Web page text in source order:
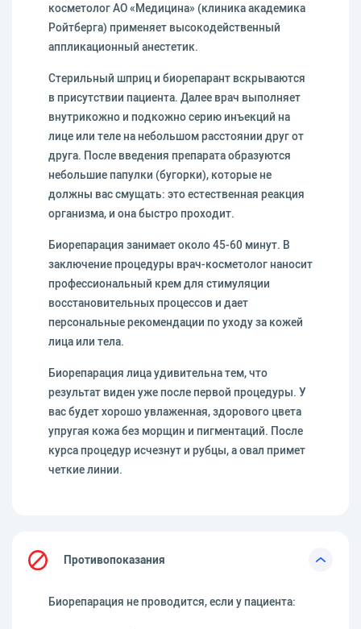
косметолог АО «Медицина» (клиника академика
Ройтберга) применяет высокодейственный
аппликационный анестетик.
Стерильный шприц и биорепарант вскрываются
в присутствии пациента. Далее врач выполняет
внутрикожно и подкожно серию инъекций на
лице или теле на небольшом расстоянии друг от
друга. После введения препарата образуются
небольшие папулки (бугорки), которые не
должны вас смущать: это естественная реакция
организма, и она быстро проходит.
Биорепарация занимает около 45-60 минут. В
заключение процедуры врач-косметолог наносит
профессиональный крем для стимуляции
восстановительных процессов и дает
персональные рекомендации по уходу за кожей
лица или тела.
Биорепарация лица удивительна тем, что
результат виден уже после первой процедуры. У
вас будет хорошо увлаженная, здорового цвета
упругая кожа без морщин и пигментаций. После
курса процедур исчезнут и рубцы, а овал примет
четкие линии.
Противопоказания
Биорепарация не проводится, если у пациента: